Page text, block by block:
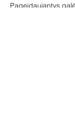
Pageidaujantys